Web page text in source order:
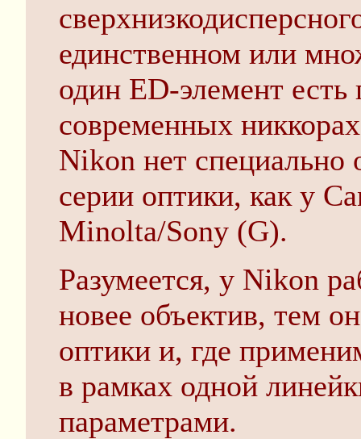
единственном или
один ED-элемент есть
современных
Nikon нет специально
серии оптики, как у
Minolta/Sony (G).
Разумеется, у Nikon
новее объектив, тем
оптики и, где
в рамках одной
параметрами.